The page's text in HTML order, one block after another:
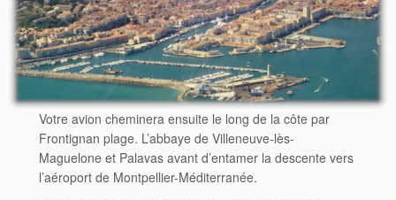
Votre avion cheminera ensuite le long de la côte par
Frontignan plage. L’abbaye de Villeneuve-lès-
Maguelone et Palavas avant d’entamer la descente vers
l’aéroport de Montpellier-Méditerranée.